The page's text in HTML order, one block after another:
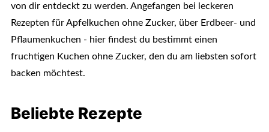
von dir entdeckt zu werden. Angefangen bei leckeren
Rezepten für Apfelkuchen ohne Zucker, über Erdbeer- und
Pflaumenkuchen - hier findest du bestimmt einen
fruchtigen Kuchen ohne Zucker, den du am liebsten sofort
backen möchtest.
Beliebte Rezepte